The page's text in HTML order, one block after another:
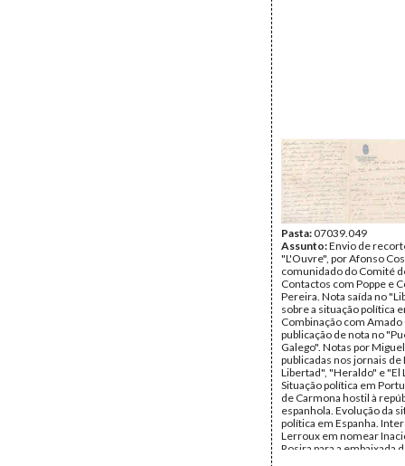
Pasta:07039.049
Assunto:Envio de
"L'Ouvre", por Afonso
comunidado do Comité
Contactos com Poppe e
Pereira. Nota saída no
sobre a situação política
Combinação com Amado
publicação de nota no
Galego". Notas por
publicadas nos jornais de
Libertad", "Heraldo" e "El
Situação política em
de Carmona hostil à
espanhola. Evolução da
política em Espanha.
Lerroux em nomear
Rosira para a embaixada